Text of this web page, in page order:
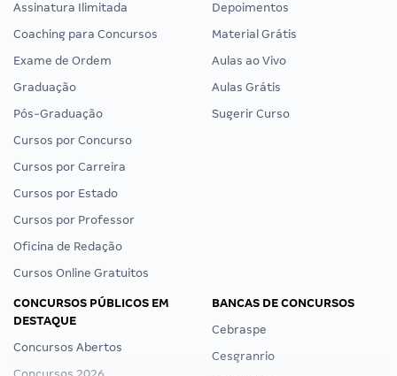
Assinatura Ilimitada
Coaching para Concursos
Exame de Ordem
Graduação
Pós-Graduação
Cursos por Concurso
Cursos por Carreira
Cursos por Estado
Cursos por Professor
Oficina de Redação
Cursos Online Gratuitos
Depoimentos
Material Grátis
Aulas ao Vivo
Aulas Grátis
Sugerir Curso
CONCURSOS PÚBLICOS EM
DESTAQUE
Concursos Abertos
BANCAS DE CONCURSOS
Cebraspe
Cesgranrio